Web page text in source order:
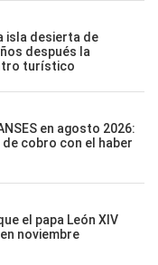
isla desierta de
después la
turístico
en agosto 2026:
cobro con el haber
el papa León XIV
noviembre